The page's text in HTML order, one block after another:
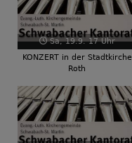
Sa, 19.9. 17 Uhr
KONZERT in der Stadtkirche
Roth